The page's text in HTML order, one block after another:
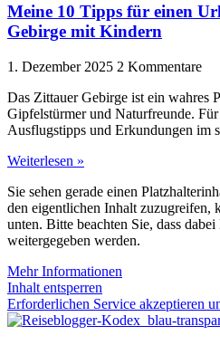
Meine 10 Tipps für einen
Gebirge mit Kindern
1. Dezember 2025 2 Kommentare
Das Zittauer Gebirge ist ein wahres
Gipfelstürmer und Naturfreunde.
Ausflugstipps und Erkundungen im
Weiterlesen »
Sie sehen gerade einen
den eigentlichen Inhalt zuzugreifen,
unten. Bitte beachten Sie, dass
weitergegeben werden.
Mehr Informationen
Inhalt entsperren
Erforderlichen Service akzeptieren